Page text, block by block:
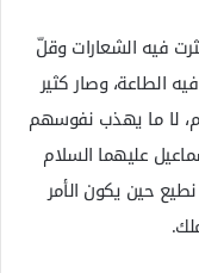
فيه الشعارات وقلّ
الطاعة، وصار كثير
لا ما يهذب نفوسهم
عليهما السلام
حين يكون الأمر